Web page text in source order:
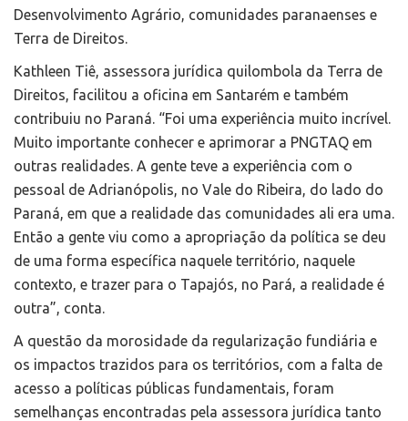
Desenvolvimento Agrário, comunidades paranaenses e
Terra de Direitos.
Kathleen Tiê, assessora jurídica quilombola da Terra de
Direitos, facilitou a oficina em Santarém e também
contribuiu no Paraná. “Foi uma experiência muito incrível.
Muito importante conhecer e aprimorar a PNGTAQ em
outras realidades. A gente teve a experiência com o
pessoal de Adrianópolis, no Vale do Ribeira, do lado do
Paraná, em que a realidade das comunidades ali era uma.
Então a gente viu como a apropriação da política se deu
de uma forma específica naquele território, naquele
contexto, e trazer para o Tapajós, no Pará, a realidade é
outra”, conta.
A questão da morosidade da regularização fundiária e
os impactos trazidos para os territórios, com a falta de
acesso a políticas públicas fundamentais, foram
semelhanças encontradas pela assessora jurídica tanto